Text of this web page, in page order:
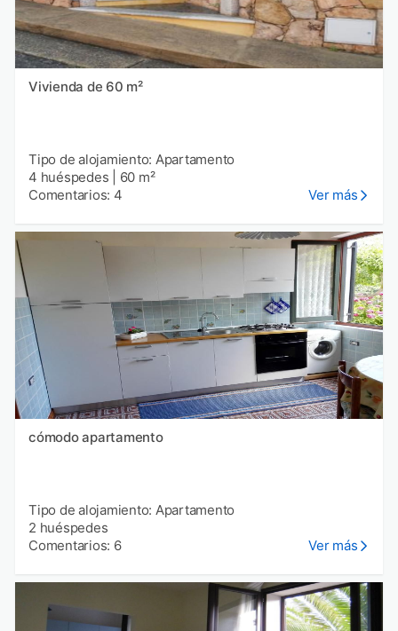
Vivienda de 60 m²
Tipo de alojamiento: Apartamento
4 huéspedes
60 m²
Comentarios: 4
Ver más
cómodo apartamento
Tipo de alojamiento: Apartamento
2 huéspedes
Comentarios: 6
Ver más